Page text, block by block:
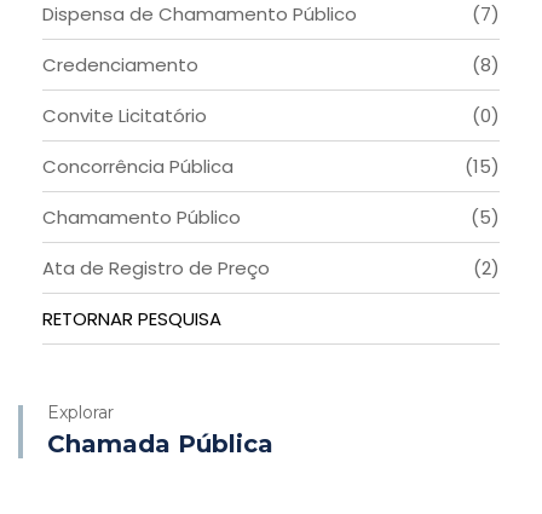
Dispensa de Chamamento Público
(7)
Credenciamento
(8)
Convite Licitatório
(0)
Concorrência Pública
(15)
Chamamento Público
(5)
Ata de Registro de Preço
(2)
RETORNAR PESQUISA
Explorar
Chamada Pública